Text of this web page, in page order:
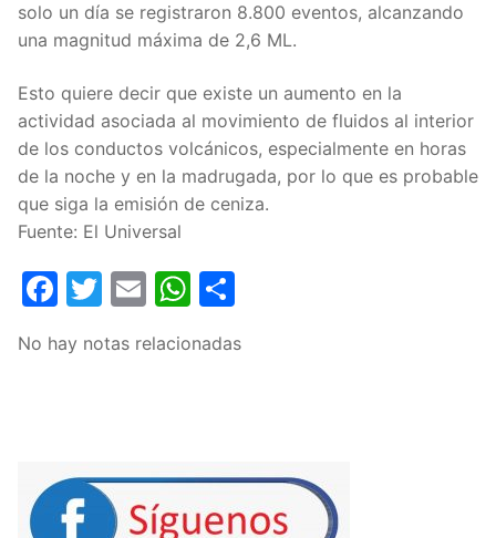
solo un día se registraron 8.800 eventos, alcanzando
una magnitud máxima de 2,6 ML.
Esto quiere decir que existe un aumento en la
actividad asociada al movimiento de fluidos al interior
de los conductos volcánicos, especialmente en horas
de la noche y en la madrugada, por lo que es probable
que siga la emisión de ceniza.
Fuente: El Universal
Facebook
Twitter
EmailWhatsApp
No hay notas relacionadas